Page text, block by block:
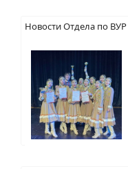
Новости Отдела по ВУР